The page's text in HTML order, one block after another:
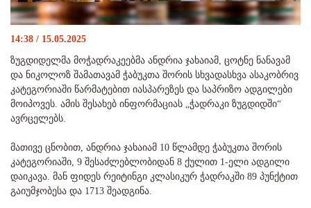
14:38 / 15.05.2025
ზუგდიდელმა მოჭადრაკეებმა ანდრია ჯახაიამ, ცოტნე ნანავამ
და ნიკოლოზ შამათავამ ჭაბუკთა შორის სხვადასხვა ასაკობრივ
კატეგორიაში წარმატებით იასპარეზეს და საპრიზო ადგილები
მოიპოვეს. ამის შესახებ ინფორმაციას „ჭადრაკი ზუგდიდში“
ავრცელებს.
მათივე ცნობით, ანდრია ჯახაიამ 10 წლამდე ჭაბუკთა შორის
კატეგორიაში, 9 შესაძლებლობიდან 8 ქულით 1-ელი ადგილი
დაიკავა. მან ფიდეს რეიტინგი კლასიკურ ჭადრაკში 89 პუნქტით
გაიუმჯობესა და 1713 შეადგინა.